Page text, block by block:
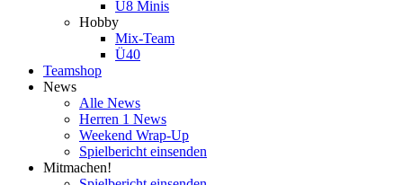
U8 Minis
Hobby
Mix-Team
Ü40
Teamshop
News
Alle News
Herren 1 News
Weekend Wrap-Up
Spielbericht einsenden
Mitmachen!